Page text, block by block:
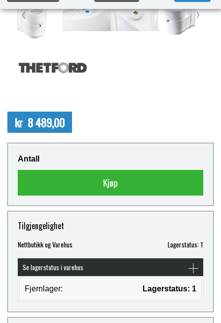
kr 8 489,00
Antall
Kjøp
Tilgjengelighet
Nettbutikk og Varehus Lagerstatus: 1
Se lagerstatus i varehus
Fjernlager: Lagerstatus: 1